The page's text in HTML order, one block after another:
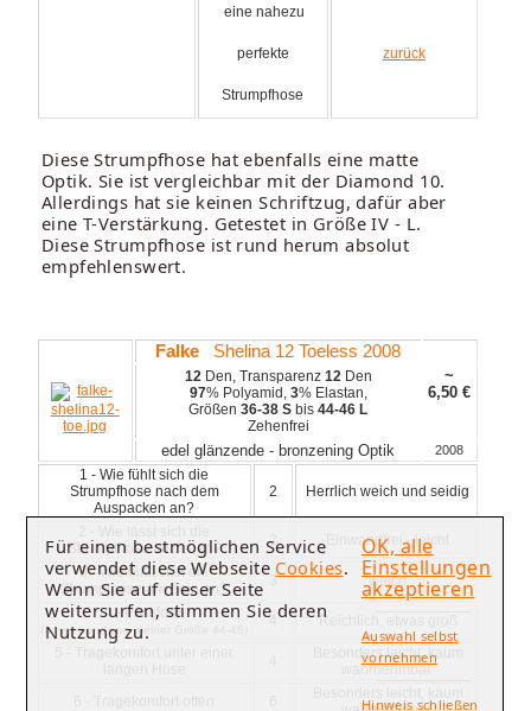
eine nahezu
perfekte
Strumpfhose
zurück
Diese Strumpfhose hat ebenfalls eine matte
Optik. Sie ist vergleichbar mit der Diamond 10.
Allerdings hat sie keinen Schriftzug, dafür aber
eine T-Verstärkung. Getestet in Größe IV - L.
Diese Strumpfhose ist rund herum absolut
empfehlenswert.
Falke Shelina 12 Toeless 2008
12Den, Transparenz 12Den
97% Polyamid, 3% Elastan,
Größen36-38 S bis44-46 L
Zehenfrei
~
6,50 €
edel glänzende - bronzening Optik 2008
1 - Wie fühlt sich die
Strumpfhose nach dem
Auspacken an?
2 Herrlich weich und seidig
Strumpfhose anziehen?
2
Einwandfrei - leicht
3 - Wie fühlt sich die
Strumpfhose am Bein an?
3
weich
4 - Passform
(ausgehend von meiner Größe 44-46)
4
Reichlich, etwas groß
Besonders leicht, kaum
wahrnehmbar
Für einen bestmöglichen Service
verwendet diese Webseite Cookies.
Wenn Sie auf dieser Seite
weitersurfen, stimmen Sie deren
Nutzung zu.
OK, alle
Einstellungen
akzeptieren
Auswahl selbst
vornehmen
Hinweis schließen